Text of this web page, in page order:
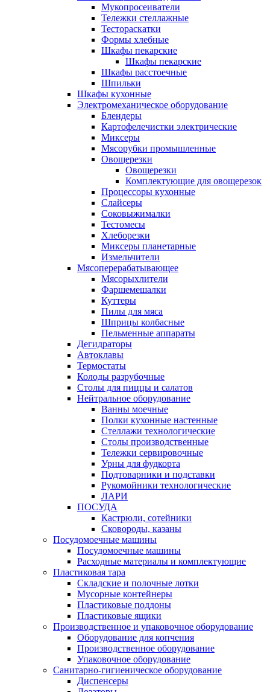
Мукопросеиватели
Тележки стеллажные
Тестораскатки
Формы хлебные
Шкафы пекарские
Шкафы пекарские
Шкафы расстоечные
Шпильки
Шкафы кухонные
Электромеханическое оборудование
Блендеры
Картофелечистки электрические
Миксеры
Мясорубки промышленные
Овощерезки
Овощерезки
Комплектующие для овощерезок
Процессоры кухонные
Слайсеры
Соковыжималки
Тестомесы
Хлеборезки
Миксеры планетарные
Измельчители
Мясоперерабатывающее
Мясорыхлители
Фаршемешалки
Куттеры
Пилы для мяса
Шприцы колбасные
Пельменные аппараты
Дегидраторы
Автоклавы
Термостаты
Колоды разрубочные
Столы для пиццы и салатов
Нейтральное оборудование
Ванны моечные
Полки кухонные настенные
Стеллажи технологические
Столы производственные
Тележки сервировочные
Урны для фудкорта
Подтоварники и подставки
Рукомойники технологические
ЛАРИ
ПОСУДА
Кастрюли, сотейники
Сковороды, казаны
Посудомоечные машины
Посудомоечные машины
Расходные материалы и комплектующие
Пластиковая тара
Складские и полочные лотки
Мусорные контейнеры
Пластиковые поддоны
Пластиковые ящики
Производственное и упаковочное оборудование
Оборудование для копчения
Производственное оборудование
Упаковочное оборудование
Санитарно-гигиеническое оборудование
Диспенсеры